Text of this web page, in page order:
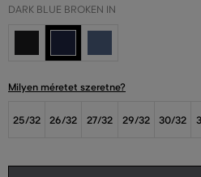
DARK BLUE BROKEN IN
Milyen méretet szeretne?
25/32 26/32 27/32 29/32 30/32